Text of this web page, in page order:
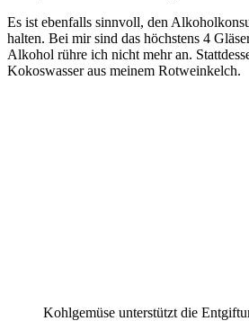
Es ist ebenfalls sinnvoll, den
halten. Bei mir sind das höchstens 4
Alkohol rühre ich nicht mehr an.
Kokoswasser aus meinem Rotweinkelch.
Kohlgemüse unterstützt die